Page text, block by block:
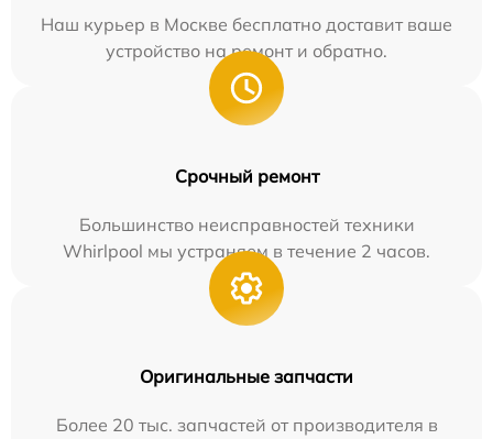
Наш курьер в Москве бесплатно доставит ваше
устройство на ремонт и обратно.
Срочный ремонт
Большинство неисправностей техники
Whirlpool мы устраняем в течение 2 часов.
Оригинальные запчасти
Более 20 тыс. запчастей от производителя в